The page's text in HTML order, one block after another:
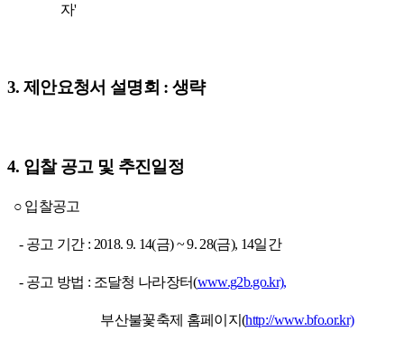
자'
3. 제안요청서 설명회 :생략
4. 입찰 공고 및 추진일정
○ 입찰공고
- 공고 기간 : 2018. 9. 14(금) ~ 9. 28(금), 14일간
- 공고 방법 : 조달청 나라장터(www.g2b.go.kr),
부산불꽃축제 홈페이지(http://www.bfo.or.kr)